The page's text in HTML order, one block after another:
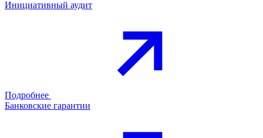
Инициативный аудит
Подробнее
Банковские гарантии